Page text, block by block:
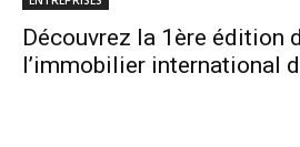
Découvrez la 1ère édition
l’immobilier international